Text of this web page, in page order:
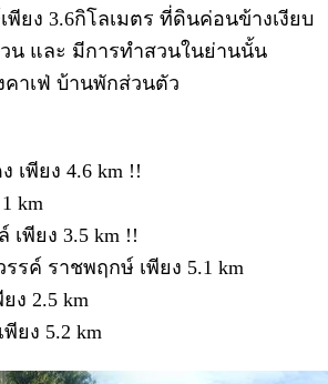
ยง 3.6กิโลเมตร ที่ดินค่อนข้างเงียบ
น และ มีการทำสวนในย่านนั้น
คาเฟ่ บ้านพักส่วนตัว
เพียง 4.6 km !!
km
เพียง 3.5 km !!
รค์ ราชพฤกษ์ เพียง 5.1 km
ง 2.5 km
ยง 5.2 km